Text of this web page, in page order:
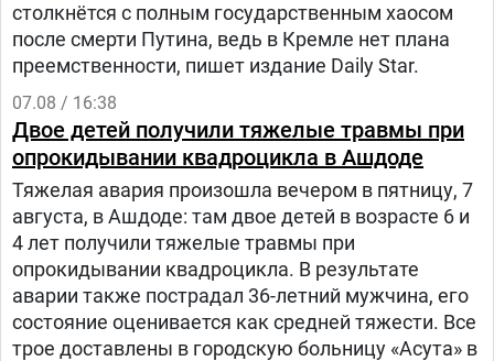
столкнётся с полным государственным хаосом
после смерти Путина, ведь в Кремле нет плана
преемственности, пишет издание Daily Star.
07.08 / 16:38
Двое детей получили тяжелые травмы при
опрокидывании квадроцикла в Ашдоде
Тяжелая авария произошла вечером в пятницу, 7
августа, в Ашдоде: там двое детей в возрасте 6 и
4 лет получили тяжелые травмы при
опрокидывании квадроцикла. В результате
аварии также пострадал 36-летний мужчина, его
состояние оценивается как средней тяжести. Все
трое доставлены в городскую больницу «Асута» в